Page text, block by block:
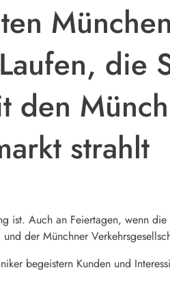
die
den
strahlt
ist. Auch an Feiertagen, wenn
der Münchner
begeistern Kunden und